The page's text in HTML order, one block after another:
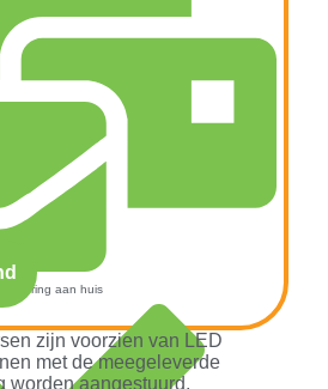
levering aan huis
zijn voorzien van LED
met de meegeleverde
worden aangestuurd.